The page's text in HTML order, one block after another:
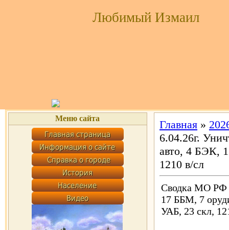
Любимый Измаил
Меню сайта Главная »
6.04.26г.
авто, 4 БЭК,
1210 в/сл
Сводка МО РФ
17 ББМ, 7
УАБ, 23 скл,